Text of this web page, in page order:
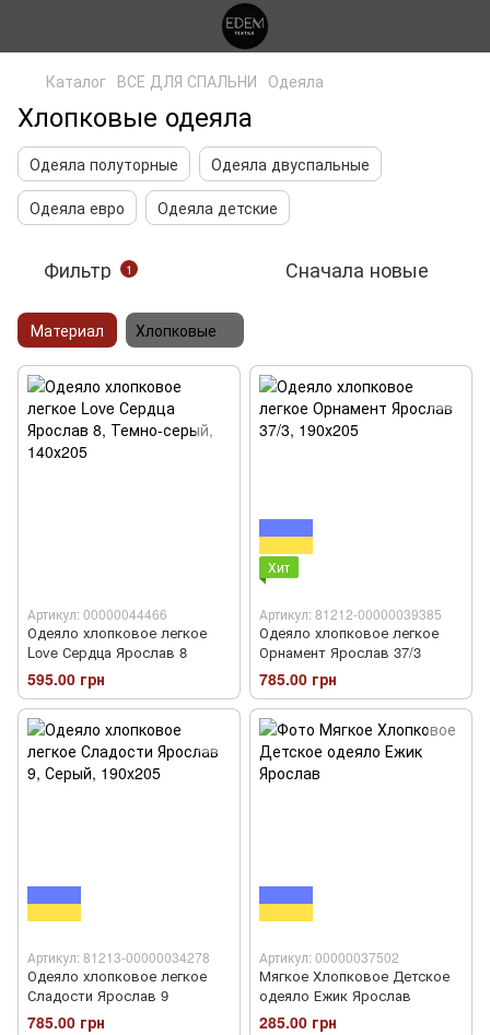
Каталог ВСЕ ДЛЯ СПАЛЬНИ Одеяла
Хлопковые одеяла
Одеяла полуторные
Одеяла двуспальные
Одеяла евро
Одеяла детские
Фильтр 1 Сначала новые
Материал Хлопковые
Артикул: 00000044466
Одеяло хлопковое легкое
Love Сердца Ярослав 8
595.00 грн
Хит
Артикул: 81212-00000039385
Одеяло хлопковое легкое
Орнамент Ярослав 37/3
785.00 грн
Артикул: 81213-00000034278
Одеяло хлопковое легкое
Сладости Ярослав 9
785.00 грн
Артикул: 00000037502
Мягкое Хлопковое Детское
одеяло Ежик Ярослав
285.00 грн